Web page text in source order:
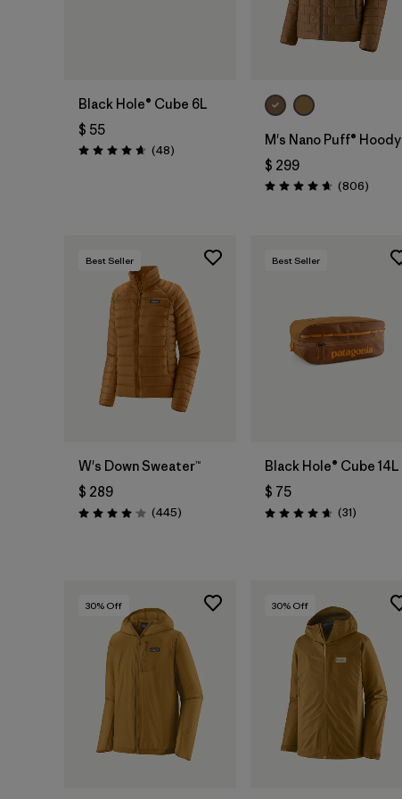
Black Hole® Cube 6L
$ 55
Valoración: 4.7 / 5
(48Comentarios
)
M's Nano Puff® Hoody
$ 299
Valoración: 4.6 / 5
(806)
Best Seller
W's Down Sweater™
$ 289
Valoración: 4.1 / 5
(445Comentarios
)
Best Seller
Black Hole® Cube 14L
$ 75
Valoración: 4.6 / 5
(31)
30% Off 30% Off